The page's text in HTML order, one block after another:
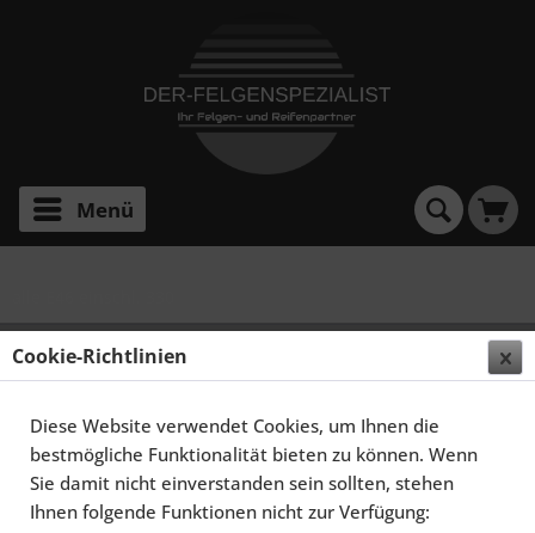
Menü
SCHMIDT FELGEN 18 ZOLL RACELITE FÜR BMW 3ER
E46, SATINBLACK
Cookie-Richtlinien
Diese Website verwendet Cookies, um Ihnen die
bestmögliche Funktionalität bieten zu können. Wenn
Sie damit nicht einverstanden sein sollten, stehen
Ihnen folgende Funktionen nicht zur Verfügung: